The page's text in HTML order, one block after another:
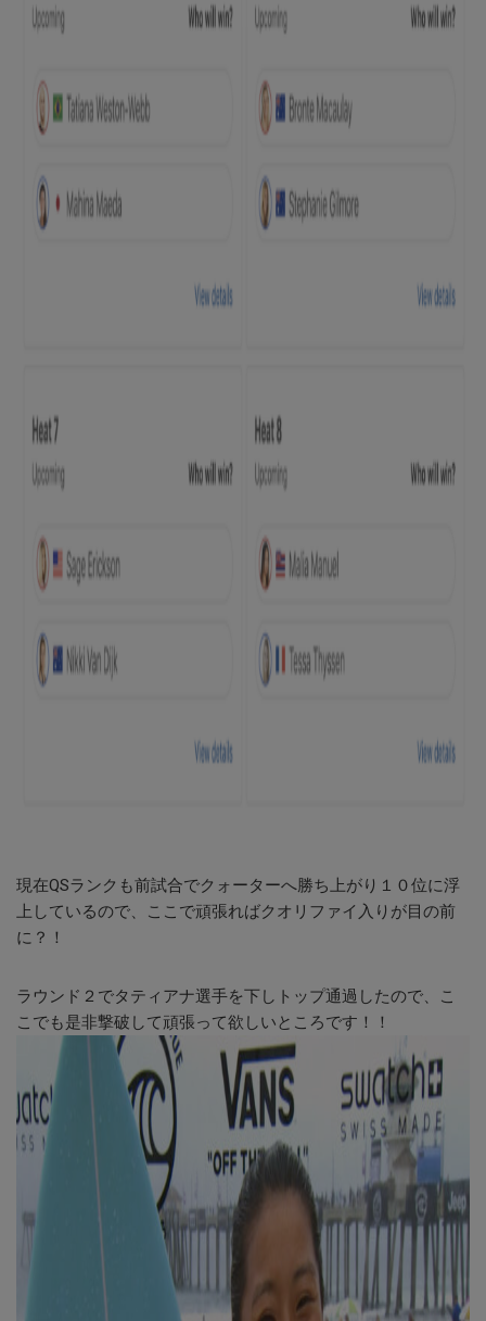
現在QSランクも前試合でクォーターへ勝ち上がり１０位に浮
上しているので、ここで頑張ればクオリファイ入りが目の前
に？！
ラウンド２でタティアナ選手を下しトップ通過したので、こ
こでも是非撃破して頑張って欲しいところです！！